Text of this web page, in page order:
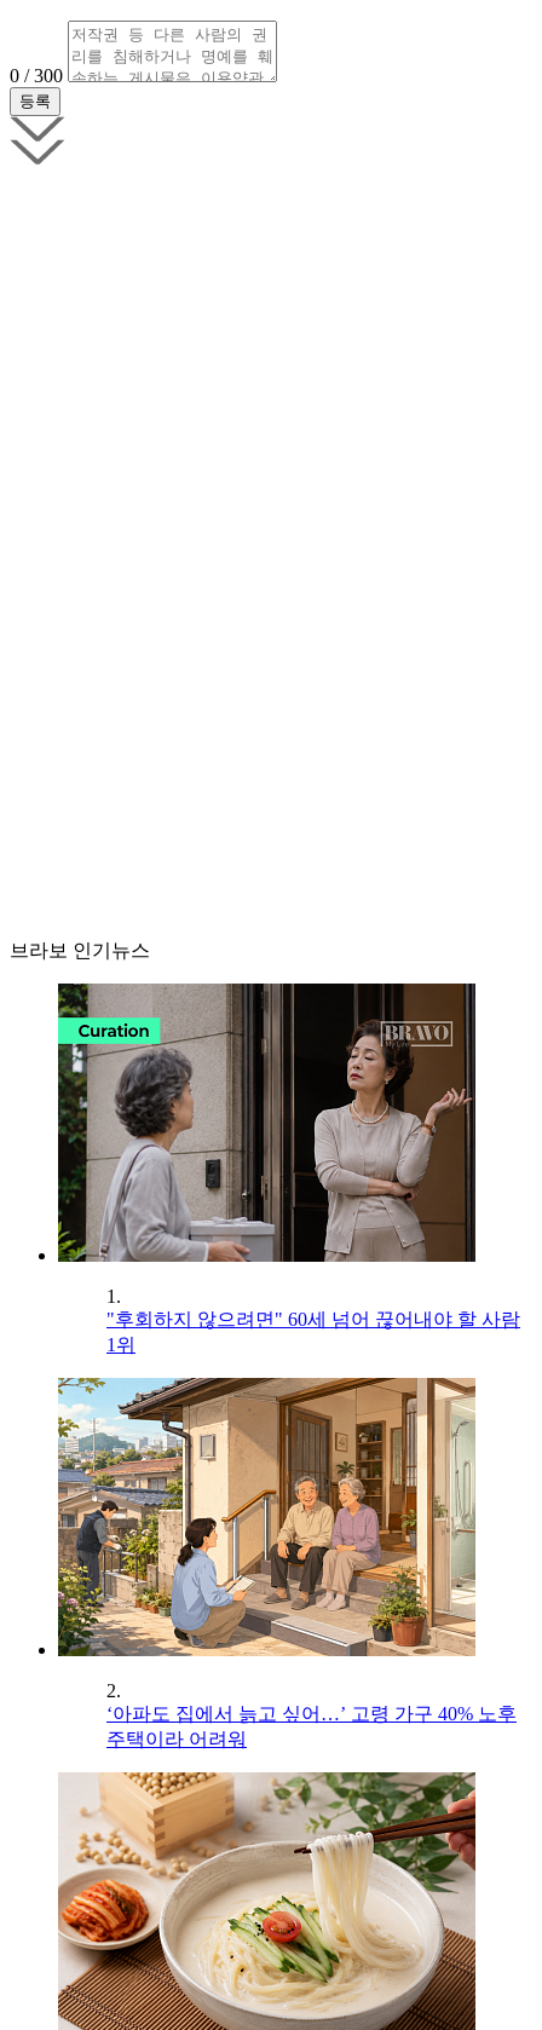
0 / 300
브라보 인기뉴스
1.
"후회하지 않으려면" 60세 넘어 끊어내야 할 사람
1위
2.
‘아파도 집에서 늙고 싶어…’ 고령 가구 40% 노후
주택이라 어려워